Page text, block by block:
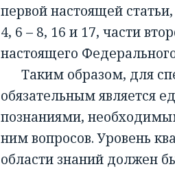
первой настоящей
4, 6 – 8, 16 и 17, части
настоящего
Таким образом, для
обязательным является
познаниями,
ним вопросов. Уровень
области знаний должен